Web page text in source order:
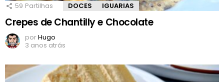
59 Partilhas DOCES IGUARIAS
Crepes de Chantilly e Chocolate
porHugo
3 anos atrás